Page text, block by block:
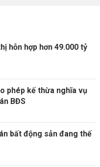
hỗn hợp hơn 49.000 tỷ
phép kế thừa nghĩa vụ
BĐS
bất động sản đang thế